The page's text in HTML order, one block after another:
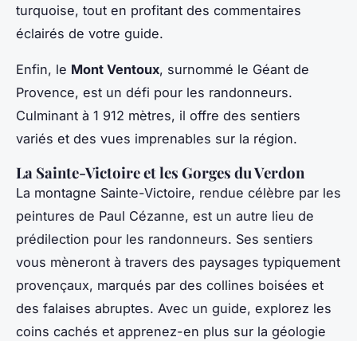
turquoise, tout en profitant des commentaires
éclairés de votre guide.
Enfin, le Mont Ventoux, surnommé le Géant de
Provence, est un défi pour les randonneurs.
Culminant à 1 912 mètres, il offre des sentiers
variés et des vues imprenables sur la région.
La Sainte-Victoire et les Gorges du Verdon
La montagne Sainte-Victoire, rendue célèbre par les
peintures de Paul Cézanne, est un autre lieu de
prédilection pour les randonneurs. Ses sentiers
vous mèneront à travers des paysages typiquement
provençaux, marqués par des collines boisées et
des falaises abruptes. Avec un guide, explorez les
coins cachés et apprenez-en plus sur la géologie